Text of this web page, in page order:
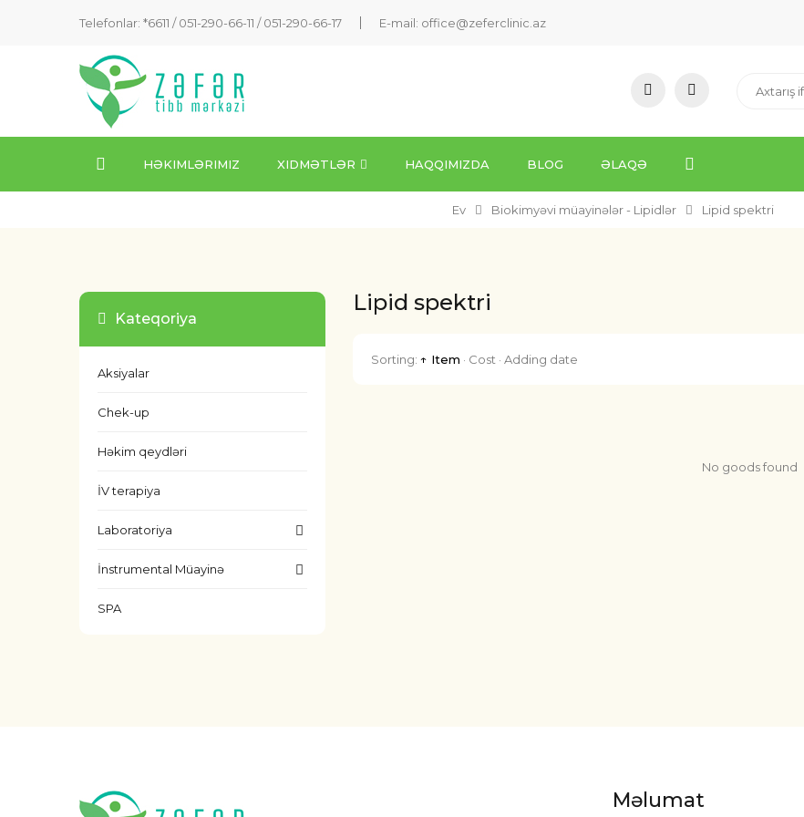
Telefonlar: *6611 /051-290-66-11 /051-290-66-17 E-mail: office@zeferclinic.az
HƏKIMLƏRIMIZ XIDMƏTLƏR HAQQIMIZDA BLOG ƏLAQƏ
Ev Biokimyəvi müayinələr - Lipidlər Lipid spektri
Lipid spektri
Sorting:↑ Item · Cost ·Adding date
No goods found
Kateqoriya
Aksiyalar
Chek-up
Həkim qeydləri
İV terapiya
Laboratoriya
İnstrumental Müayinə
SPA
Məlumat